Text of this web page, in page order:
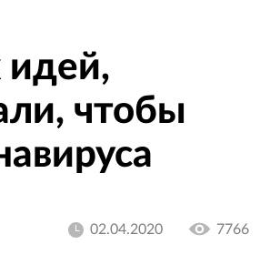
чтобы
02.04.2020 7766